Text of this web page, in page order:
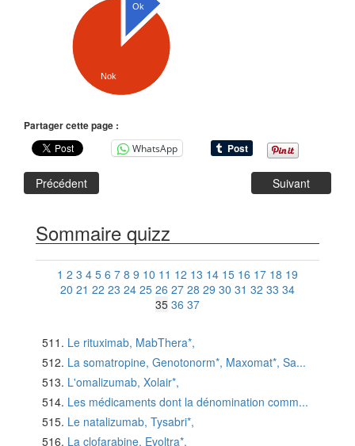
Ok
Nok
Partager cette page :
WhatsApp
Précédent Suivant
Sommaire quizz
1 2 3 4 5 6 7 8 9 10 11 12 13 14 15 16 17 18 19
20 21 22 23 24 25 26 27 28 29 30 31 32 33 34
35 36 37
Le rituximab, MabThera*,
La somatropine, Genotonorm*, Maxomat*, Sa...
L'omalizumab, Xolair*,
Les médicaments dont la dénomination comm...
Le natalizumab, Tysabri*,
La clofarabine, Evoltra*,